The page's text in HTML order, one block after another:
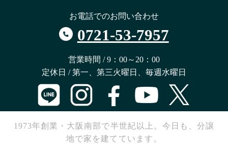
お電話でのお問い合わせ
0721-53-7957
営業時間 / 9：00～20：00
定休日 / 第一、第三火曜日、毎週水曜日
1973年創業・大阪南部で半世紀以上。今日も、分譲
地で家を建てています。